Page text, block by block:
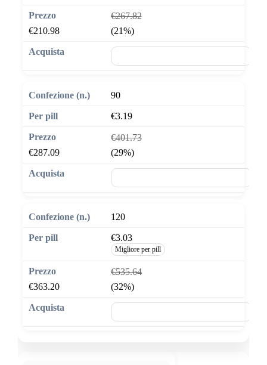
€267.82
€210.98
(21%)
90
€3.19
€401.73
€287.09
(29%)
120
€3.03
Migliore per pill
€535.64
€363.20
(32%)